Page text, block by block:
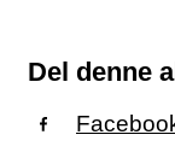
Del denne